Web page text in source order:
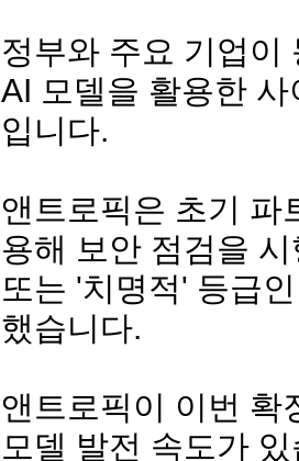
정부와 주요 기업이
AI 모델을 활용한
입니다.
앤트로픽은 초기 파
용해 보안 점검을
또는 '치명적' 등급
했습니다.
앤트로픽이 이번 확
모델 발전 속도가